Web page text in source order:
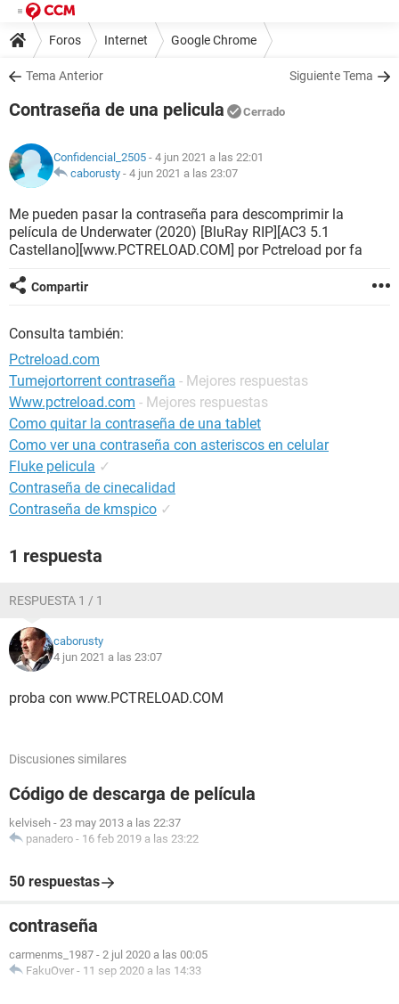
Foros Internet Google Chrome
Tema Anterior Siguiente Tema
Contraseña de una pelicula Cerrado
Confidencial_2505 - 4 jun 2021 a las 22:01
caborusty - 4 jun 2021 a las 23:07
Me pueden pasar la contraseña para descomprimir la
película de Underwater (2020) [BluRay RIP][AC3 5.1
Castellano][www.PCTRELOAD.COM] por Pctreload por fa
Compartir
Consulta también:
Pctreload.com
Tumejortorrent contraseña - Mejores respuestas
Www.pctreload.com - Mejores respuestas
Como quitar la contraseña de una tablet
Como ver una contraseña con asteriscos en celular
Fluke pelicula ✓
Contraseña de cinecalidad
Contraseña de kmspico ✓
1 respuesta
RESPUESTA 1 / 1
caborusty
4 jun 2021 a las 23:07
proba con www.PCTRELOAD.COM
Discusiones similares
Código de descarga de película
kelviseh - 23 may 2013 a las 22:37
panadero - 16 feb 2019 a las 23:22
50 respuestas
contraseña
carmenms_1987 - 2 jul 2020 a las 00:05
FakuOver - 11 sep 2020 a las 14:33